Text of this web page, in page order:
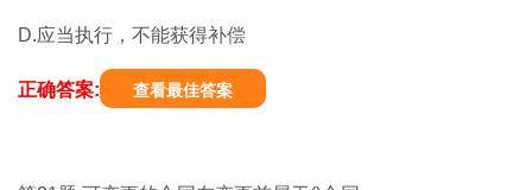
D.应当执行，不能获得补偿
正确答案: 查看最佳答案